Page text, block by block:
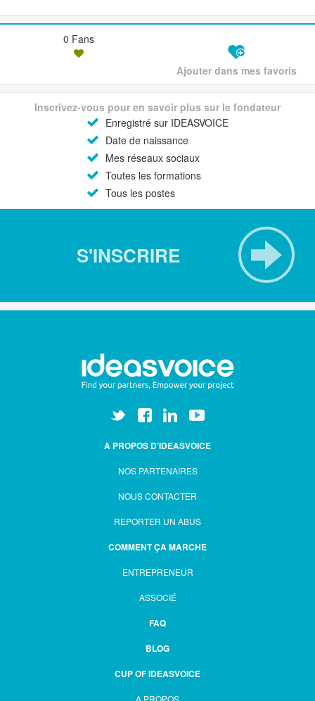
0 Fans
Ajouter dans mes favoris
Inscrivez-vous pour en savoir plus sur le fondateur
Enregistré sur IDEASVOICE
Date de naissance
Mes réseaux sociaux
Toutes les formations
Tous les postes
S'INSCRIRE
A PROPOS D’IDEASVOICE
NOS PARTENAIRES
NOUS CONTACTER
REPORTER UN ABUS
COMMENT ÇA MARCHE
ENTREPRENEUR
ASSOCIÉ
FAQ
BLOG
CUP OF IDEASVOICE
A PROPOS